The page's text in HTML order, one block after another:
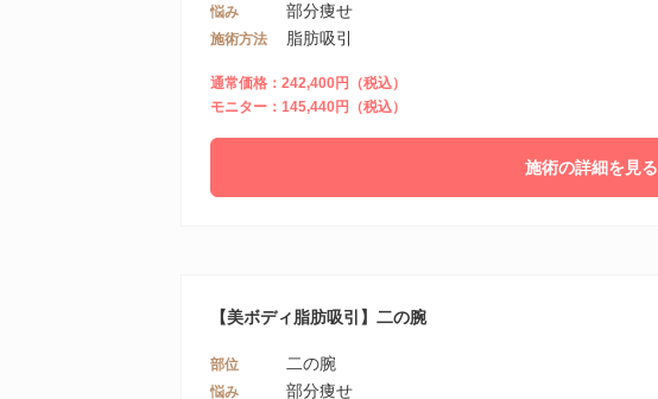
悩み 部分痩せ
施術方法 脂肪吸引
通常価格：242,400円（税込）
モニター：145,440円（税込）
施術の詳細を見る
【美ボディ脂肪吸引】二の腕
部位 二の腕
悩み 部分痩せ